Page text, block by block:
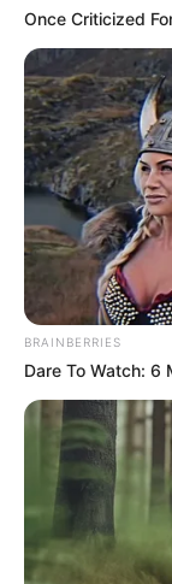
Once Criticized
BRAINBERRIES
Dare To Watch: 6